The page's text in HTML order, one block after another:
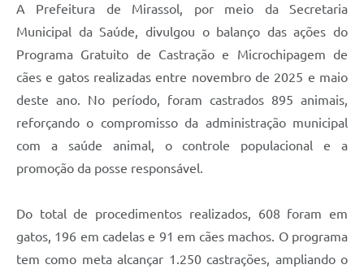
A Prefeitura de Mirassol, por meio da Secretaria
Municipal da Saúde, divulgou o balanço das ações do
Programa Gratuito de Castração e Microchipagem de
cães e gatos realizadas entre novembro de 2025 e maio
deste ano. No período, foram castrados 895 animais,
reforçando o compromisso da administração municipal
com a saúde animal, o controle populacional e a
promoção da posse responsável.
Do total de procedimentos realizados, 608 foram em
gatos, 196 em cadelas e 91 em cães machos. O programa
tem como meta alcançar 1.250 castrações, ampliando o